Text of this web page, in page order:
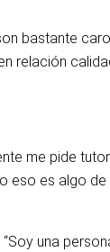
bastante
relación
me pide
es algo
una